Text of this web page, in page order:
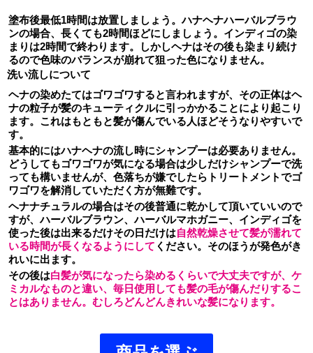
塗布後最低1時間は放置しましょう。ハナヘナハーバルブラウ
ンの場合、長くても2時間ほどにしましょう。インディゴの染
まりは2時間で終わります。しかしヘナはその後も染まり続け
るので色味のバランスが崩れて狙った色になりません。
洗い流しについて
ヘナの染めたてはゴワゴワすると言われますが、その正体はヘ
ナの粒子が髪のキューティクルに引っかかることにより起こり
ます。これはもともと髪が傷んでいる人ほどそうなりやすいで
す。
基本的にはハナヘナの流し時にシャンプーは必要ありません。
どうしてもゴワゴワが気になる場合は少しだけシャンプーで洗
っても構いませんが、色落ちが嫌でしたらトリートメントでゴ
ワゴワを解消していただく方が無難です。
ヘナナチュラルの場合はその後普通に乾かして頂いていいので
すが、ハーバルブラウン、ハーバルマホガニー、インディゴを
使った後は出来るだけその日だけは自然乾燥させて髪が濡れて
いる時間が長くなるようにして ください。そのほうが発色がき
れいに出ます。
その後は白髪が気になったら染めるくらいで大丈夫ですが、ケ
ミカルなものと違い、毎日使用しても髪の毛が傷んだりするこ
とはありません。むしろどんどんきれいな髪になります。